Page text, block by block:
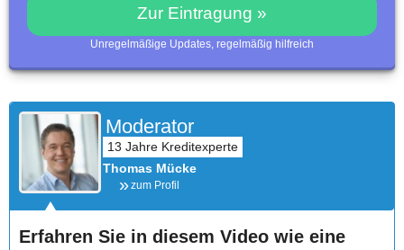
Zur Eintragung »
Unregelmäßige Updates, regelmäßig hilfreich
Moderator
Thomas Mücke
zum Profil
Erfahren Sie in diesem Video wie eine